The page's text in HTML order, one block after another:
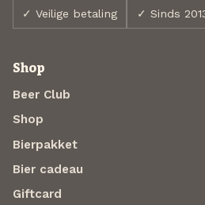
✓ Veilige betaling ✓ Sinds
Shop
Beer Club
Shop
Bierpakket
Bier cadeau
Giftcard